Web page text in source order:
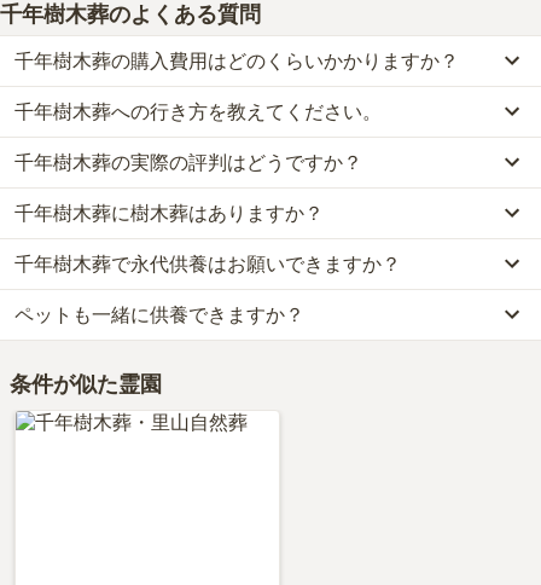
千年樹木葬のよくある質問
千年樹木葬の購入費用はどのくらいかかりますか？
千年樹木葬では、樹木葬が約58万円からお求めいただけます。
なお、千年樹木葬がある岩手県の相場は、樹木葬が約153万円で
す。
お墓は、価格が高いものがよい、安いものが悪い、という訳ではあ
りません。大切なのは、ご家族が心から納得し、安心してお参りで
千年樹木葬への行き方を教えてください。
公共交通機関の場合JR釜石線「遠野」から徒歩9分です。
詳しいルートや地図は、本ページの「地図・交通アクセス」欄をご
確認ください。
千年樹木葬の実際の評判はどうですか？
千年樹木葬の口コミはまだ投稿されておりません。
口コミはあくまで一つの目安です。資料請求や現地見学を通して、
ご自身の目で雰囲気を確認してみることをおすすめします。
千年樹木葬に樹木葬はありますか？
はい、千年樹木葬には4種類の樹木葬がございます。
費用は、約58万円からとなっております。
千年樹木葬がある岩手県の樹木葬の相場価格は、約153万円です。
樹木葬について詳しく知りたい方は『樹木葬とは？費用相場・メリ
ット＆デメリット・仕組みを解説
千年樹木葬で永代供養はお願いできますか？
はい、千年樹木葬は永代供養に対応しています。
費用は、約58万円からとなっております。
永代供養について詳しく知りたい方は『
解説！』をご覧ください。
ペットも一緒に供養できますか？
大切な家族の一員であるペットも供養できるプランをご用意してお
りますので、資料請求で詳細条件をご確認ください。
条件が似た霊園